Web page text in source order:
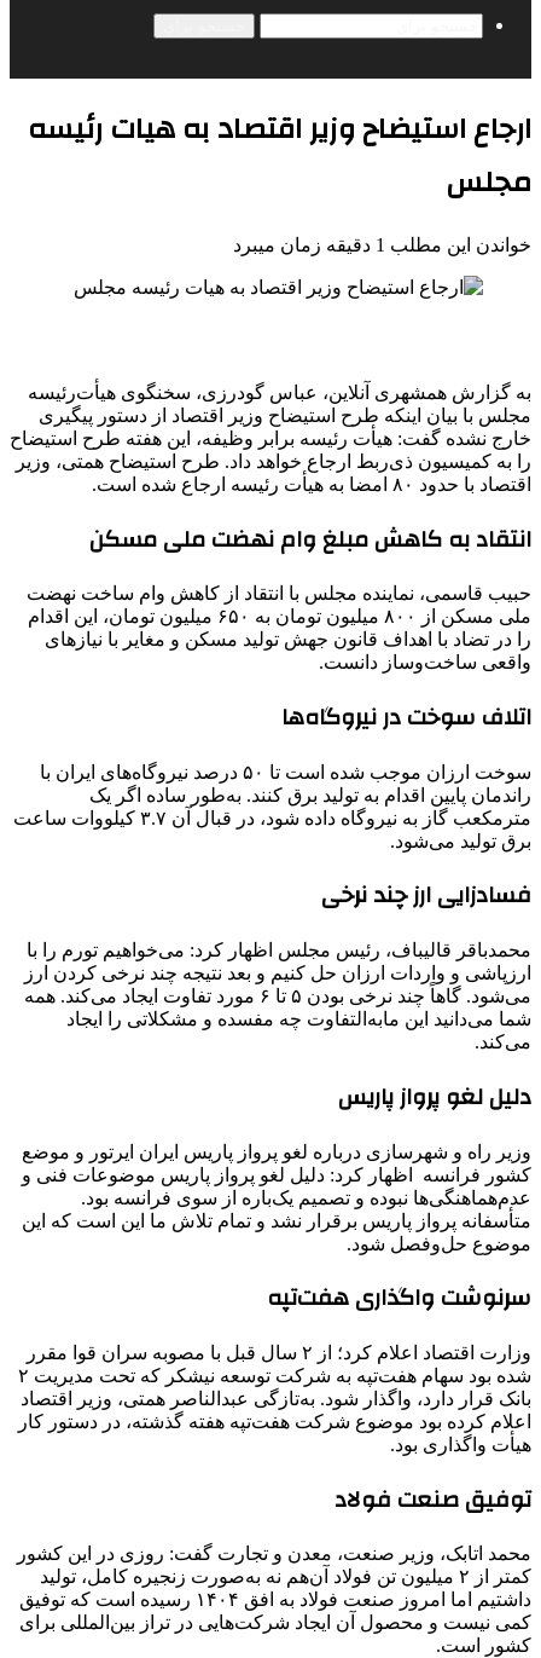
ارجاع استیضاح وزیر اقتصاد به هیات رئیسه
مجلس
خواندن این مطلب 1 دقیقه زمان میبرد
به گزارش همشهری آنلاین، عباس گودرزی، سخنگوی هیأت‌رئیسه
مجلس با بیان اینکه طرح استیضاح وزیر اقتصاد از دستور پیگیری
خارج نشده گفت: هیأت رئیسه برابر وظیفه، این هفته طرح استیضاح
را به کمیسیون ذی‌ربط ارجاع خواهد داد. طرح استیضاح همتی، وزیر
اقتصاد با حدود ۸۰ امضا به هیأت رئیسه ارجاع شده است.
انتقاد به کاهش مبلغ وام نهضت ملی مسکن
حبیب قاسمی، نماینده مجلس با انتقاد از کاهش وام ساخت نهضت
ملی مسکن از ۸۰۰ میلیون تومان به ۶۵۰ میلیون تومان، این اقدام
را در تضاد با اهداف قانون جهش تولید مسکن و مغایر با نیازهای
واقعی ساخت‌وساز دانست.
اتلاف سوخت در نیروگاه‌ها
سوخت ارزان موجب شده است تا ۵۰ درصد نیروگاه‌های ایران با
راندمان پایین اقدام به تولید برق کنند. به‌طور ساده اگر یک
مترمکعب گاز به نیروگاه داده شود، در قبال آن ۳.۷ کیلووات ساعت
برق تولید می‌شود.
فسادزایی ارز چند نرخی
محمدباقر قالیباف، رئیس مجلس اظهار کرد: می‌خواهیم تورم را با
ارزپاشی و واردات ارزان حل کنیم و بعد نتیجه چند نرخی کردن ارز
می‌شود. گاهاً چند نرخی بودن ۵ تا ۶ مورد تفاوت ایجاد می‌کند. همه
شما می‌دانید این مابه‌التفاوت چه مفسده و مشکلاتی را ایجاد
می‌کند.
دلیل لغو پرواز پاریس
وزیر راه و شهرسازی درباره لغو پرواز پاریس ایران ایرتور و موضع
کشور فرانسه ‌ اظهار کرد: دلیل لغو پرواز پاریس موضوعات فنی و
عدم‌هماهنگی‌ها نبوده و تصمیم یک‌باره از سوی فرانسه بود.
متأسفانه پرواز پاریس برقرار نشد و تمام تلاش ما این است که این
موضوع حل‌وفصل شود.
سرنوشت واگذاری هفت‌تپه
وزارت اقتصاد اعلام کرد؛ از ۲ سال قبل با مصوبه سران قوا مقرر
شده بود سهام هفت‌تپه به شرکت توسعه نیشکر که تحت مدیریت ۲
بانک قرار دارد، واگذار شود. به‌تازگی عبدالناصر همتی، وزیر اقتصاد
اعلام کرده بود موضوع شرکت هفت‌تپه هفته گذشته، در دستور کار
هیأت واگذاری بود.
توفیق صنعت فولاد
محمد اتابک، وزیر صنعت، معدن و تجارت گفت: روزی در این کشور
کمتر از ۲ میلیون تن فولاد آن‌هم نه به‌صورت زنجیره کامل، تولید
داشتیم اما امروز صنعت فولاد به افق ۱۴۰۴ رسیده است که توفیق
کمی نیست و محصول آن ایجاد شرکت‌هایی در تراز بین‌المللی برای
کشور است.